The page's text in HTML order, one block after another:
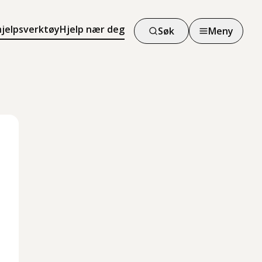
Hjelp nær deg Søk Meny